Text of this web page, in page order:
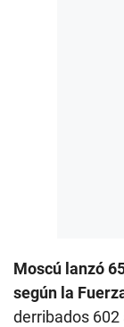
Moscú lanzó
según la
derribados